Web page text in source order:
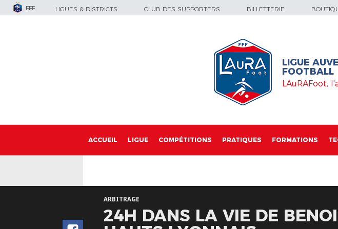
FFF LIGUES & DISTRICTS CLUB DES SUPPORTERS BILLETTERIE
LIGUE
FOOTBALL
LAuRAFoot,
ACCUEIL LIGUE COMPÉTITIONS PRATIQUES FORMATIONS
ARBITRAGE
24H DANS LA VIE DE